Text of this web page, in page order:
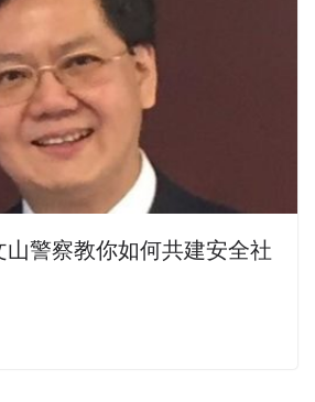
警察教你如何共建安全社